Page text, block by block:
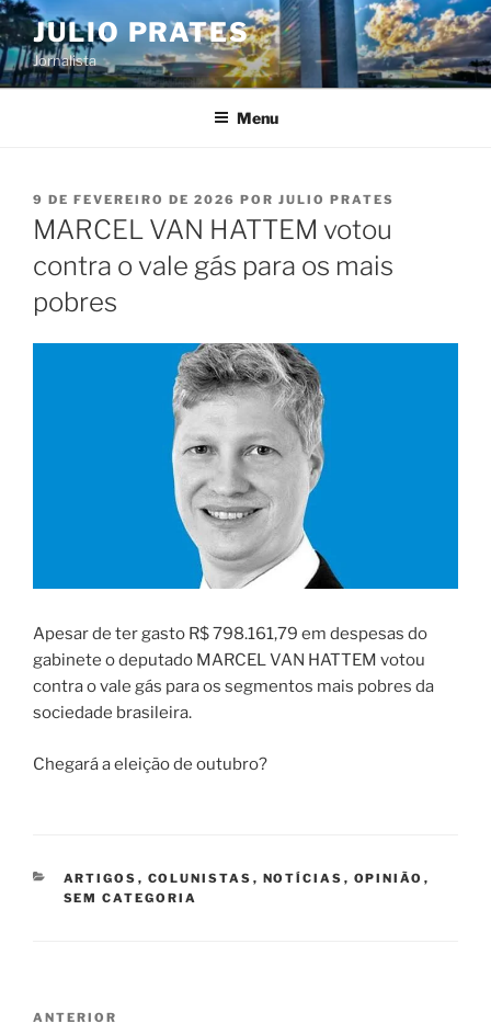
Pular
para
o
conteúdo
JULIO PRATES
Jornalista
Menu
PUBLICADO
EM
9 DE FEVEREIRO DE 2026 POR JULIO PRATES
MARCEL VAN HATTEM votou
contra o vale gás para os mais
pobres
Apesar de ter gasto R$ 798.161,79 em despesas do
gabinete o deputado MARCEL VAN HATTEM votou
contra o vale gás para os segmentos mais pobres da
sociedade brasileira.
Chegará a eleição de outubro?
CATEGORIAS
ARTIGOS , COLUNISTAS , NOTÍCIAS , OPINIÃO ,
SEM CATEGORIA
Navegação
Post
ANTERIOR